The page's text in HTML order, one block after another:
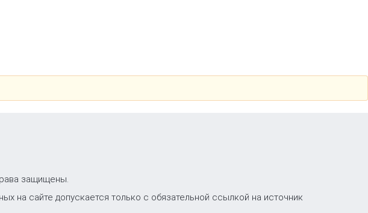
защищены.
на сайте допускается только с обязательной ссылкой на источник